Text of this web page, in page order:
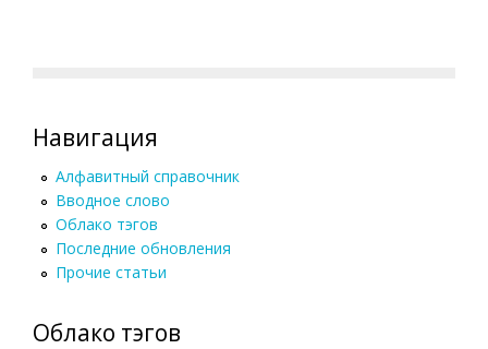
Навигация
Алфавитный справочник
Вводное слово
Облако тэгов
Последние обновления
Прочие статьи
Облако тэгов